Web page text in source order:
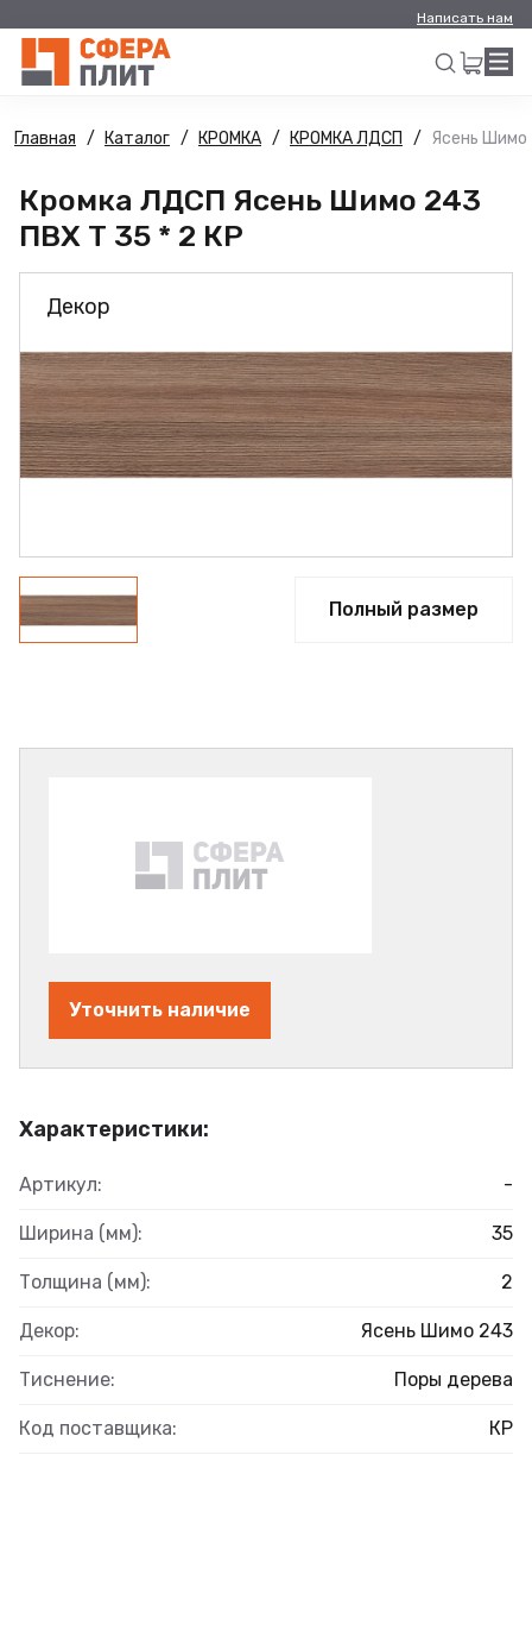
Написать нам
Искать
Главная Каталог КРОМКА КРОМКА ЛДСП Ясень Шимо
Кромка ЛДСП Ясень Шимо 243
ПВХ Т 35 * 2 КР
Декор
Полный размер
Характеристики:
Артикул: -
Ширина (мм): 35
Толщина (мм): 2
Декор: Ясень Шимо 243
Тиснение: Поры дерева
Код поставщика: КР
Уточнить наличие